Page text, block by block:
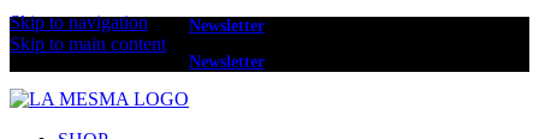
Skip to navigation
Skip to main content
Melde dich zum Newsletter
Newsletter